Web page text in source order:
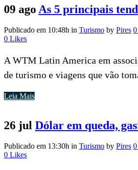
09 ago As 5 principais
Publicado em 10:48h in Turismo by Pires
0 Likes
A WTM Latin America em
de turismo e viagens que vão
Leia Mais
26 jul Dólar em queda,
Publicado em 13:30h in Turismo by Pires
0 Likes